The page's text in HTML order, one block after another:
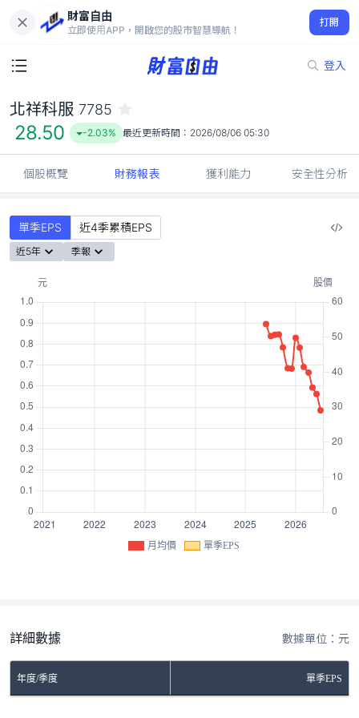
財富自由
立即使用APP，開啟您的股市智慧導航！
打開
登入
28.50
-2.03%
北祥科服 7785
28.50 -2.03% 最近更新時間： 2026/08/06 05:30
個股概覽 財務報表 獲利能力 安全性分析
單季EPS 近4季累積EPS
近5年 季報
月均價 單季EPS
詳細數據 數據單位：元
年度/季度 單季EPS